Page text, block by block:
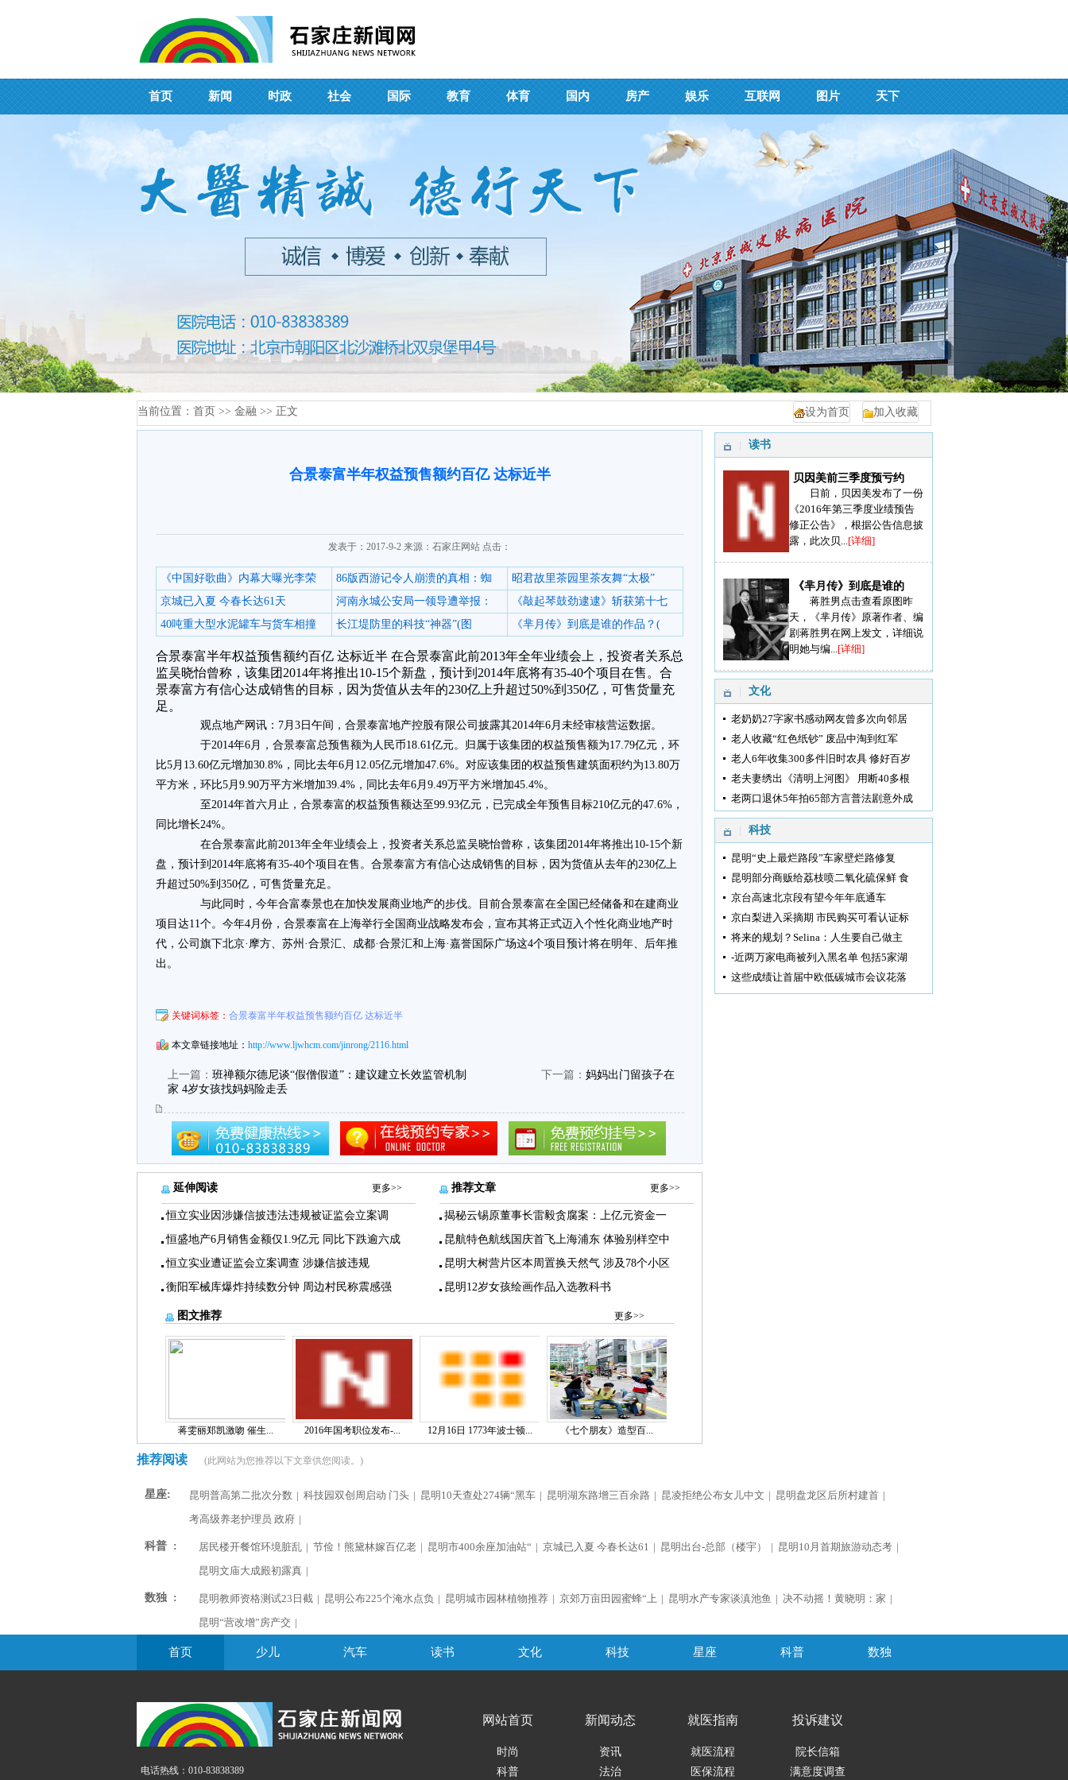
首页 新闻 时政 社会 国际 教育 体育 国内 房产 娱乐 互联网 图片 天下
当前位置： 首页 >> 金融 >> 正文 加入收藏
设为首页
合景泰富半年权益预售额约百亿 达标近半
发表于：2017-9-2 来源：石家庄网站 点击：
《中国好歌曲》内幕大曝光李荣 86版西游记令人崩溃的真相：蜘
昭君故里茶园里茶友舞“太极”
京城已入夏 今春长达61天
河南永城公安局一领导遭举报：
《敲起琴鼓劲逮逮》斩获第十七
40吨重大型水泥罐车与货车相撞
长江堤防里的科技“神器”(图 《芈月传》到底是谁的作品？(
合景泰富半年权益预售额约百亿 达标近半 在合景泰富此前2013年全年业绩会上，投资者关系总
监吴晓怡曾称，该集团2014年将推出10-15个新盘，预计到2014年底将有35-40个项目在售。合
景泰富方有信心达成销售的目标，因为货值从去年的230亿上升超过50%到350亿，可售货量充
足。
观点地产网讯：7月3日午间，合景泰富地产控股有限公司披露其2014年6月未经审核营运数据。
于2014年6月，合景泰富总预售额为人民币18.61亿元。归属于该集团的权益预售额为17.79亿元，环
比5月13.60亿元增加30.8%，同比去年6月12.05亿元增加47.6%。对应该集团的权益预售建筑面积约为13.80万
平方米，环比5月9.90万平方米增加39.4%，同比去年6月9.49万平方米增加45.4%。
至2014年首六月止，合景泰富的权益预售额达至99.93亿元，已完成全年预售目标210亿元的47.6%，
同比增长24%。
在合景泰富此前2013年全年业绩会上，投资者关系总监吴晓怡曾称，该集团2014年将推出10-15个新
盘，预计到2014年底将有35-40个项目在售。合景泰富方有信心达成销售的目标，因为货值从去年的230亿上
升超过50%到350亿，可售货量充足。
与此同时，今年合富泰景也在加快发展商业地产的步伐。目前合景泰富在全国已经储备和在建商业
项目达11个。今年4月份，合景泰富在上海举行全国商业战略发布会，宣布其将正式迈入个性化商业地产时
代，公司旗下北京·摩方、苏州·合景汇、成都·合景汇和上海·嘉誉国际广场这4个项目预计将在明年、后年推
出。
关键词标签： 合景泰富半年权益预售额约百亿 达标近半
本文章链接地址： http://www.ljwhcm.com/jinrong/2116.html
上一篇： 班禅额尔德尼谈“假僧假道”：建议建立长效监管机制 下一篇： 妈妈出门留孩子在
家 4岁女孩找妈妈险走丢
延伸阅读 更多>>
恒立实业因涉嫌信披违法违规被证监会立案调
恒盛地产6月销售金额仅1.9亿元 同比下跌逾六成
恒立实业遭证监会立案调查 涉嫌信披违规
衡阳军械库爆炸持续数分钟 周边村民称震感强
推荐文章 更多>>
揭秘云锡原董事长雷毅贪腐案：上亿元资金一
昆航特色航线国庆首飞上海浦东 体验别样空中
昆明大树营片区本周置换天然气 涉及78个小区
昆明12岁女孩绘画作品入选教科书
图文推荐 更多>>
蒋雯丽郑凯激吻 催生... 2016年国考职位发布-... 12月16日 1773年波士顿... 《七个朋友》造型百...
读书
贝因美前三季度预亏约
日前，贝因美发布了一份
《2016年第三季度业绩预告
修正公告》，根据公告信息披
露，此次贝...[详细]
《芈月传》到底是谁的
蒋胜男点击查看原图昨
天，《芈月传》原著作者、编
剧蒋胜男在网上发文，详细说
明她与编...[详细]
文化
老奶奶27字家书感动网友曾多次向邻居
老人收藏“红色纸钞” 废品中淘到红军
老人6年收集300多件旧时农具 修好百岁
老夫妻绣出《清明上河图》 用断40多根
老两口退休5年拍65部方言普法剧意外成
科技
昆明“史上最烂路段”车家壁烂路修复
昆明部分商贩给荔枝喷二氧化硫保鲜 食
京台高速北京段有望今年年底通车
京白梨进入采摘期 市民购买可看认证标
将来的规划？Selina：人生要自己做主
-近两万家电商被列入黑名单 包括5家湖
这些成绩让首届中欧低碳城市会议花落
推荐阅读 (此网站为您推荐以下文章供您阅读。)
星座: 昆明普高第二批次分数 | 科技园双创周启动 门头 | 昆明10天查处274辆“黑车 | 昆明湖东路增三百余路 | 昆凌拒绝公布女儿中文 | 昆明盘龙区后所村建首 |
考高级养老护理员 政府 |
科普 : 居民楼开餐馆环境脏乱 | 节俭！熊黛林嫁百亿老 | 昆明市400余座加油站“ | 京城已入夏 今春长达61 | 昆明出台-总部（楼宇） | 昆明10月首期旅游动态考 |
昆明文庙大成殿初露真 |
数独 : 昆明教师资格测试23日截 | 昆明公布225个淹水点负 | 昆明城市园林植物推荐 | 京郊万亩田园蜜蜂“上 | 昆明水产专家谈滇池鱼 | 决不动摇！黄晓明：家 |
昆明“营改增”房产交 |
首页 少儿 汽车 读书 文化 科技 星座 科普 数独
电话热线：010-83838389
网站首页
时尚
科普
新闻动态
资讯
法治
就医指南
就医流程
医保流程
投诉建议
院长信箱
满意度调查